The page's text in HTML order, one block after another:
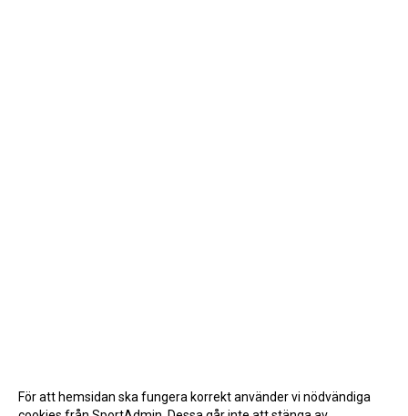
För att hemsidan ska fungera korrekt använder vi nödvändiga